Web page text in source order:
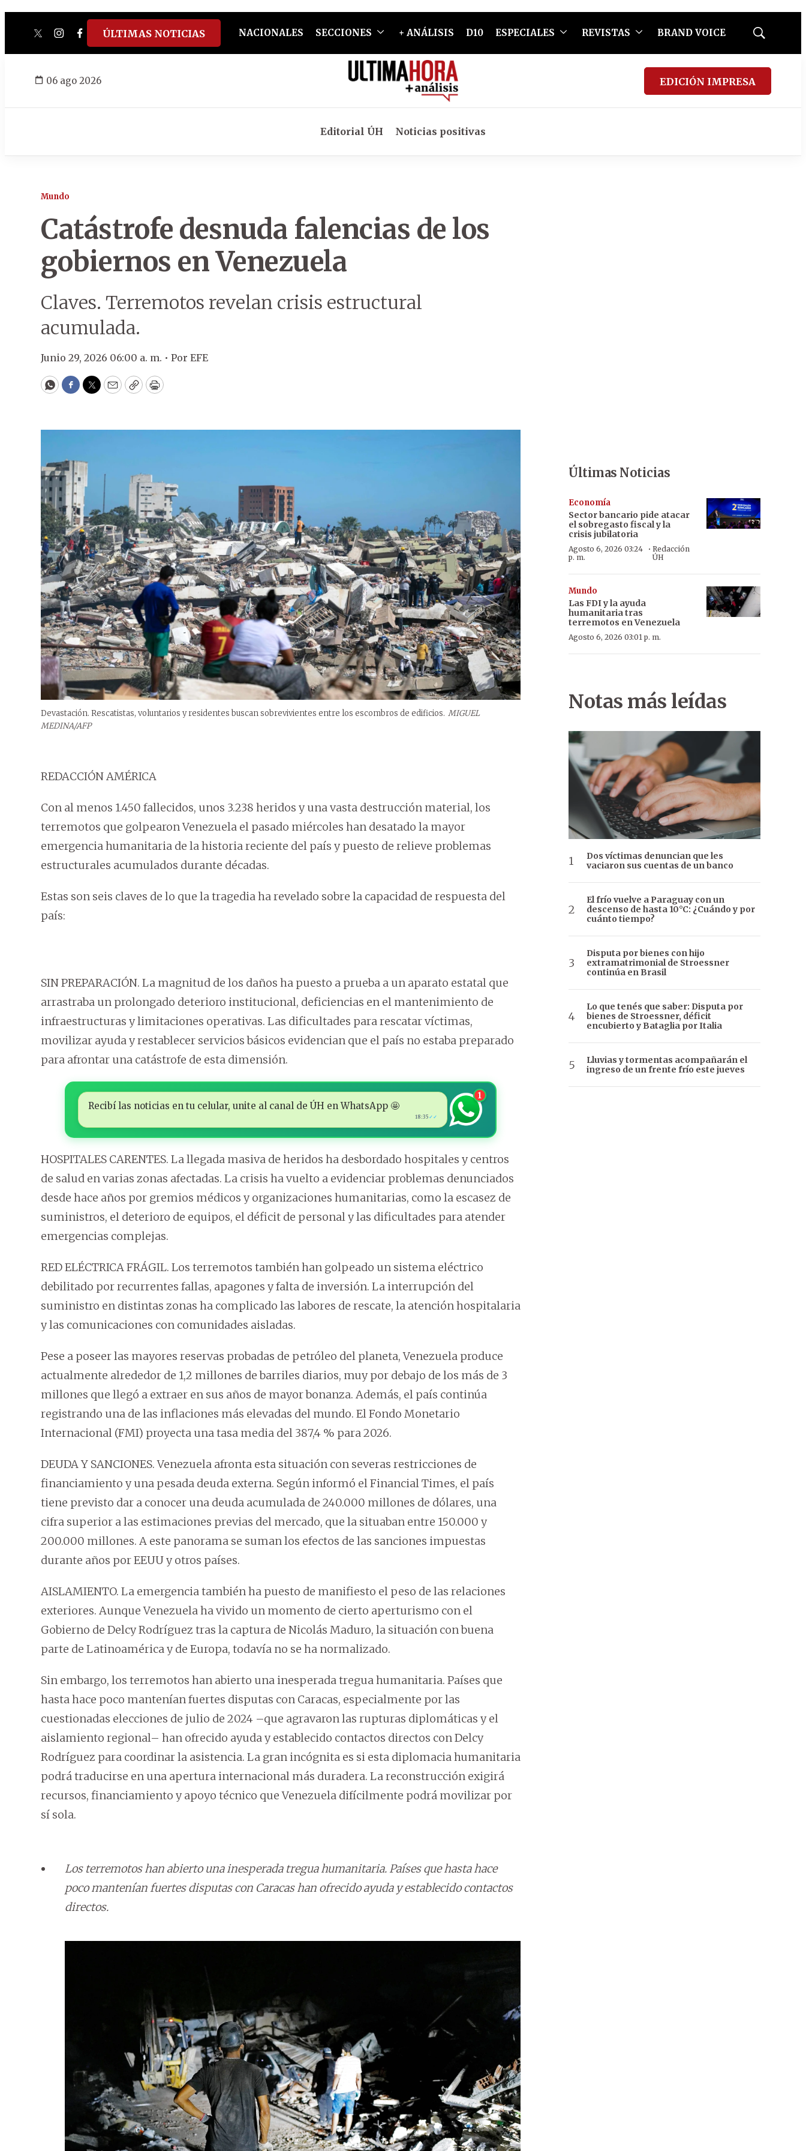
twitterinstagram
facebook
tiktokyoutube
spotify
ÚLTIMAS NOTICIAS NACIONALES SECCIONES + ANÁLISIS D10 ESPECIALES REVISTAS BRAND VOICE
Mostrar
06 ago 2026 EDICIÓN IMPRESA
Editorial ÚH Noticias positivas
Mundo
Catástrofe desnuda falencias de los
gobiernos en Venezuela
Claves. Terremotos revelan crisis estructural
acumulada.
Junio 29, 2026 06:00 a. m. • Por EFE
WhatsApp
Facebook
Twitter
EmailCopyPrint
Devastación. Rescatistas, voluntarios y residentes buscan sobrevivientes entre los escombros de edificios. MIGUEL
MEDINA/AFP
REDACCIÓN AMÉRICA
Con al menos 1.450 fallecidos, unos 3.238 heridos y una vasta destrucción material, los
terremotos que golpearon Venezuela el pasado miércoles han desatado la mayor
emergencia humanitaria de la historia reciente del país y puesto de relieve problemas
estructurales acumulados durante décadas.
Estas son seis claves de lo que la tragedia ha revelado sobre la capacidad de respuesta del
país:
SIN PREPARACIÓN. La magnitud de los daños ha puesto a prueba a un aparato estatal que
arrastraba un prolongado deterioro institucional, deficiencias en el mantenimiento de
infraestructuras y limitaciones operativas. Las dificultades para rescatar víctimas,
movilizar ayuda y restablecer servicios básicos evidencian que el país no estaba preparado
para afrontar una catástrofe de esta dimensión.
Recibí las noticias en tu celular, unite al canal de ÚH en WhatsApp 🤩
18:35 ✓✓
1
HOSPITALES CARENTES. La llegada masiva de heridos ha desbordado hospitales y centros
de salud en varias zonas afectadas. La crisis ha vuelto a evidenciar problemas denunciados
desde hace años por gremios médicos y organizaciones humanitarias, como la escasez de
suministros, el deterioro de equipos, el déficit de personal y las dificultades para atender
emergencias complejas.
RED ELÉCTRICA FRÁGIL. Los terremotos también han golpeado un sistema eléctrico
debilitado por recurrentes fallas, apagones y falta de inversión. La interrupción del
suministro en distintas zonas ha complicado las labores de rescate, la atención hospitalaria
y las comunicaciones con comunidades aisladas.
Pese a poseer las mayores reservas probadas de petróleo del planeta, Venezuela produce
actualmente alrededor de 1,2 millones de barriles diarios, muy por debajo de los más de 3
millones que llegó a extraer en sus años de mayor bonanza. Además, el país continúa
registrando una de las inflaciones más elevadas del mundo. El Fondo Monetario
Internacional (FMI) proyecta una tasa media del 387,4 % para 2026.
DEUDA Y SANCIONES. Venezuela afronta esta situación con severas restricciones de
financiamiento y una pesada deuda externa. Según informó el Financial Times, el país
tiene previsto dar a conocer una deuda acumulada de 240.000 millones de dólares, una
cifra superior a las estimaciones previas del mercado, que la situaban entre 150.000 y
200.000 millones. A este panorama se suman los efectos de las sanciones impuestas
durante años por EEUU y otros países.
AISLAMIENTO. La emergencia también ha puesto de manifiesto el peso de las relaciones
exteriores. Aunque Venezuela ha vivido un momento de cierto aperturismo con el
Gobierno de Delcy Rodríguez tras la captura de Nicolás Maduro, la situación con buena
parte de Latinoamérica y de Europa, todavía no se ha normalizado.
Sin embargo, los terremotos han abierto una inesperada tregua humanitaria. Países que
hasta hace poco mantenían fuertes disputas con Caracas, especialmente por las
cuestionadas elecciones de julio de 2024 –que agravaron las rupturas diplomáticas y el
aislamiento regional– han ofrecido ayuda y establecido contactos directos con Delcy
Rodríguez para coordinar la asistencia. La gran incógnita es si esta diplomacia humanitaria
podrá traducirse en una apertura internacional más duradera. La reconstrucción exigirá
recursos, financiamiento y apoyo técnico que Venezuela difícilmente podrá movilizar por
sí sola.
Los terremotos han abierto una inesperada tregua humanitaria. Países que hasta hace
poco mantenían fuertes disputas con Caracas han ofrecido ayuda y establecido contactos
directos.
Últimas Noticias
Economía
Sector bancario pide atacar
el sobregasto fiscal y la
crisis jubilatoria
Agosto 6, 2026 03:24
p. m.
· Redacción
ÚH
Mundo
Las FDI y la ayuda
humanitaria tras
terremotos en Venezuela
Agosto 6, 2026 03:01 p. m.
Notas más leídas
Dos víctimas denuncian que les
vaciaron sus cuentas de un banco
El frío vuelve a Paraguay con un
descenso de hasta 10°C: ¿Cuándo y por
cuánto tiempo?
Disputa por bienes con hijo
extramatrimonial de Stroessner
continúa en Brasil
Lo que tenés que saber: Disputa por
bienes de Stroessner, déficit
encubierto y Bataglia por Italia
Lluvias y tormentas acompañarán el
ingreso de un frente frío este jueves